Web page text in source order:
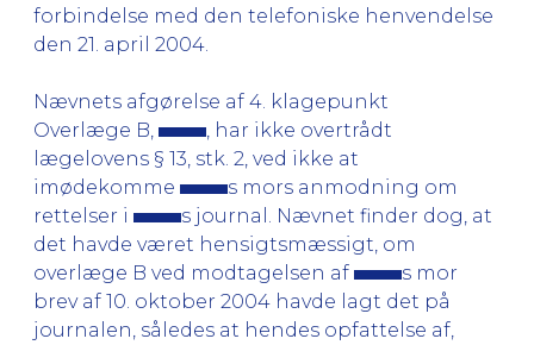
forbindelse med den telefoniske henvendelse
den 21. april 2004.
Nævnets afgørelse af 4. klagepunkt
Overlæge B,
, har ikke overtrådt
lægelovens § 13, stk. 2, ved ikke at
imødekomme
s mors anmodning om
rettelser i
s journal. Nævnet finder dog, at
det havde været hensigtsmæssigt, om
overlæge B ved modtagelsen af
s mor
brev af 10. oktober 2004 havde lagt det på
journalen, således at hendes opfattelse af,